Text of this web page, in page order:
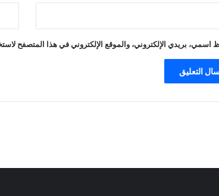
اسمي، بريدي الإلكتروني، والموقع الإلكتروني في هذا المتصفح